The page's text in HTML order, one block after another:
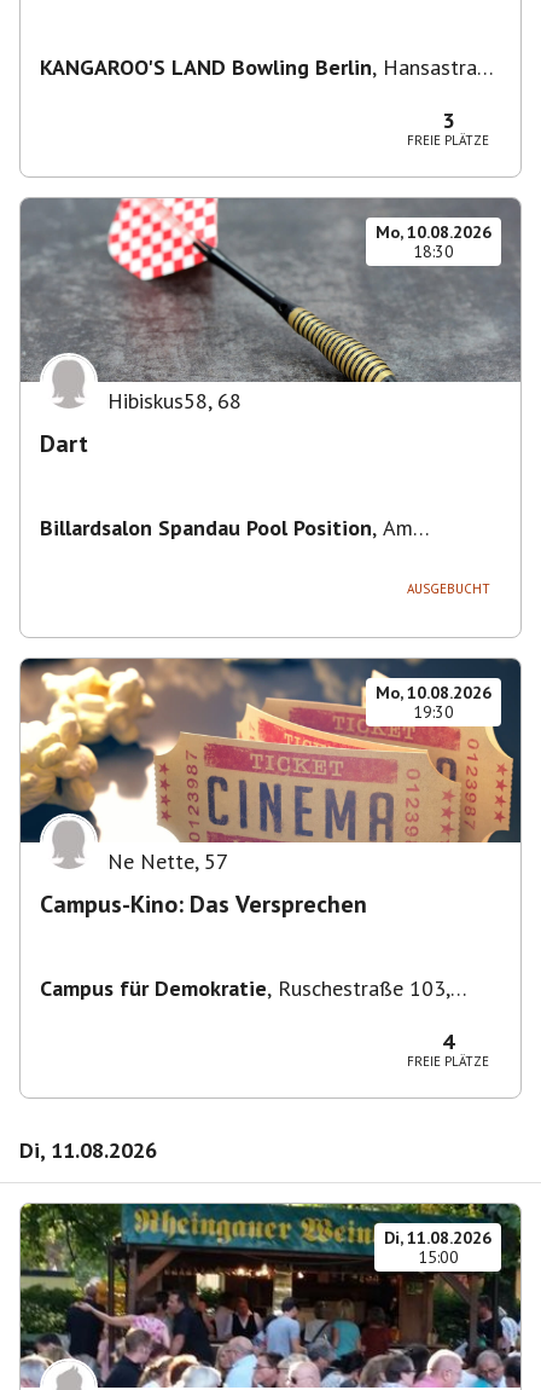
KANGAROO'S LAND Bowling Berlin, Hansastraße
3
FREIE PLÄTZE
Mo, 10.08.2026
18:30
Hibiskus58, 68
Dart
Billardsalon Spandau Pool Position, Am
AUSGEBUCHT
Mo, 10.08.2026
19:30
Ne Nette, 57
Campus-Kino: Das Versprechen
Campus für Demokratie, Ruschestraße 103,
4
FREIE PLÄTZE
Di, 11.08.2026
Di, 11.08.2026
15:00